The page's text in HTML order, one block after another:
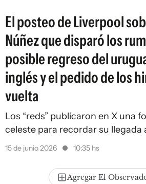
El posteo de Liverpool
Núñez que disparó los
posible regreso del
inglés y el pedido de los
vuelta
Los “reds” publicaron en X una
celeste para recordar su llegada
15 de junio 2026 10:35 hs
Agregar El